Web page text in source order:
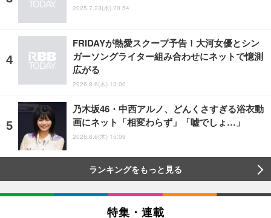
2025.7.23(水) 20:54
FRIDAYが熱愛スクープ予告！大河女優とシン
ガーソングライター組み合わせにネットで憶測
広がる
2026.8.6(木) 13:00
乃木坂46・中西アルノ、どんくさすぎる浴衣動
画にネット「相変わらず」「嘘でしょ…」
2026.8.6(木) 15:09
ランキングをもっと見る
特集・連載